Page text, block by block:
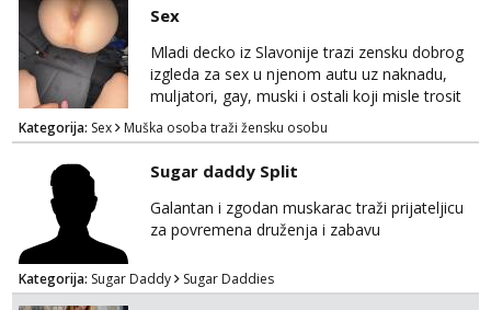
tel:0,93€ - mob:1,12€ min
Alisa
Razgovaram :)
Tel:064/677-677- Kod: #106
Obavijesti me kada se oslobodi
Zara
Čekam tvoj poziv!
tel:0,93€ - mob:1,12€ min
Sex
Mladi decko iz Slavonije trazi zensku dobrog
izgleda za sex u njenom autu uz naknadu,
muljatori, gay, muski i ostali koji misle trosit
vrijeme na pisanje mogu zaobic oglas, ako si
slavonije i zainteresirana da te punim negdje
u mraku u tvom autu javi se na whatsapp
porukom 098 199 1895.
Kategorija: Sex Muška osoba traži žensku osobu
Sugar daddy Split
Galantan i zgodan muskarac traži prijateljicu
za povremena druženja i zabavu
Kategorija: Sugar Daddy Sugar Daddies